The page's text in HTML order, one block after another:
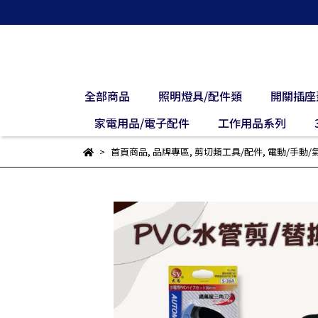
全部商品 照明燈具/配件類
開關插
家電用品/電子配件
工作用品系列
首頁商品, 品牌專區, 剪切類工具/配件, 電動/手動/